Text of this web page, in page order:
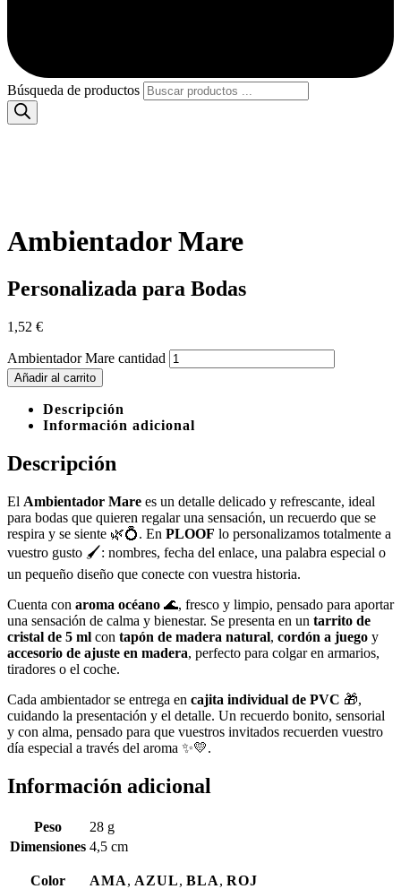
Búsqueda de productos
Ambientador Mare
Personalizada para Bodas
1,52 €
Ambientador Mare cantidad
Añadir al carrito
Descripción
Información adicional
Descripción
El Ambientador Mare es un detalle delicado y refrescante, ideal
para bodas que quieren regalar una sensación, un recuerdo que se
respira y se siente 🌿💍. En PLOOF lo personalizamos totalmente a
vuestro gusto 🖌️: nombres, fecha del enlace, una palabra especial o
un pequeño diseño que conecte con vuestra historia.
Cuenta con aroma océano 🌊, fresco y limpio, pensado para aportar
una sensación de calma y bienestar. Se presenta en un tarrito de
cristal de 5 ml con tapón de madera natural, cordón a juego y
accesorio de ajuste en madera, perfecto para colgar en armarios,
tiradores o el coche.
Cada ambientador se entrega en cajita individual de PVC 🎁,
cuidando la presentación y el detalle. Un recuerdo bonito, sensorial
y con alma, pensado para que vuestros invitados recuerden vuestro
día especial a través del aroma ✨💛.
Información adicional
Peso
28 g
Dimensiones 4,5 cm
Color AMA, AZUL, BLA, ROJ